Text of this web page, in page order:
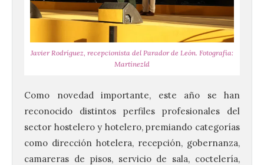
Javier Rodríguez, recepcionista del Parador de León. Fotografía:
Martínezld
Como novedad importante, este año se han
reconocido distintos perfiles profesionales del
sector hostelero y hotelero, premiando categorías
como dirección hotelera, recepción, gobernanza,
camareras de pisos, servicio de sala, coctelería,